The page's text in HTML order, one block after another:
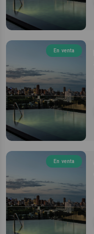
En venta
En venta